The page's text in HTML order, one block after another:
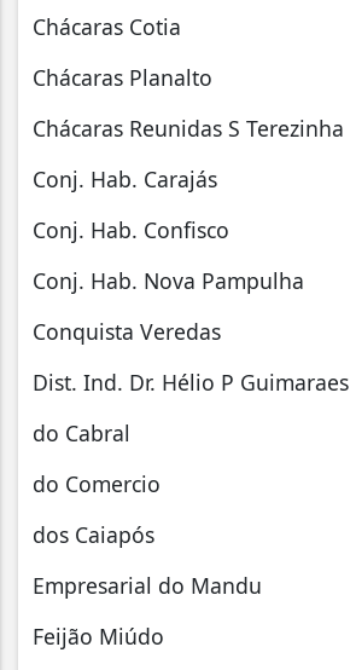
Chácaras Cotia
Chácaras Planalto
Chácaras Reunidas S Terezinha
Conj. Hab. Carajás
Conj. Hab. Confisco
Conj. Hab. Nova Pampulha
Conquista Veredas
Dist. Ind. Dr. Hélio P Guimaraes
do Cabral
do Comercio
dos Caiapós
Empresarial do Mandu
Feijão Miúdo